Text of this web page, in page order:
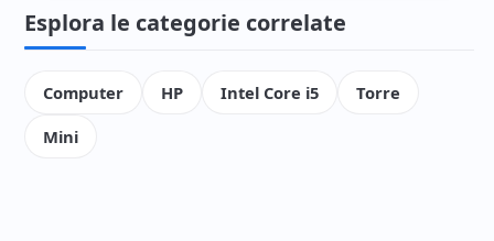
Esplora le categorie correlate
Computer HP Intel Core i5
Torre
Mini